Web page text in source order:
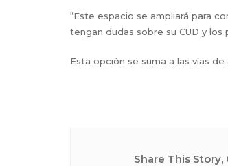
“Este espacio se ampliará para
tengan dudas sobre su CUD y
Esta opción se suma a las vías
Share This